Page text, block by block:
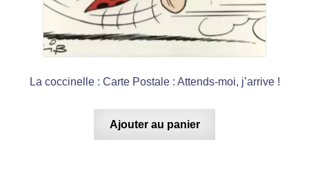
La coccinelle : Carte Postale : Attends-moi, j’arrive !
Ajouter au panier